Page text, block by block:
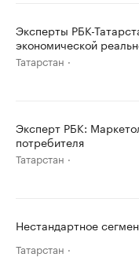
Эксперты РБК-
экономической
Татарстан
Эксперт РБК:
потребителя
Татарстан
Нестандартное
Татарстан